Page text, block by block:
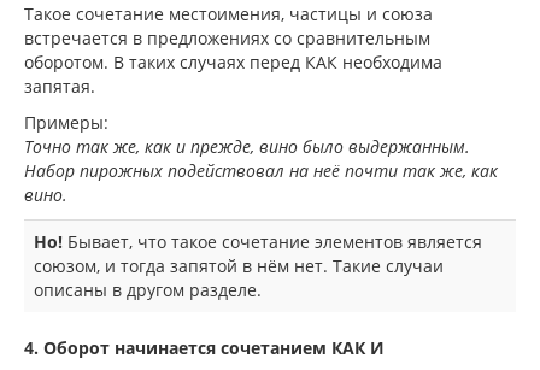
Такое сочетание местоимения, частицы и союза
встречается в предложениях со сравнительным
оборотом. В таких случаях перед КАК необходима
запятая.
Примеры:
Точно так же, как и прежде, вино было выдержанным.
Набор пирожных подействовал на неё почти так же, как
вино.
Но! Бывает, что такое сочетание элементов является
союзом, и тогда запятой в нём нет. Такие случаи
описаны в другом разделе.
4. Оборот начинается сочетанием КАК И